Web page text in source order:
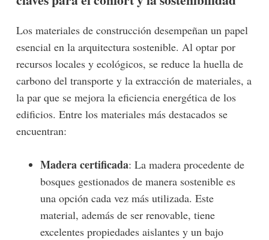
Los materiales de construcción desempeñan un papel
esencial en la arquitectura sostenible. Al optar por
recursos locales y ecológicos, se reduce la huella de
carbono del transporte y la extracción de materiales, a
la par que se mejora la eficiencia energética de los
edificios. Entre los materiales más destacados se
encuentran:
Madera certificada: La madera procedente de
bosques gestionados de manera sostenible es
una opción cada vez más utilizada. Este
material, además de ser renovable, tiene
excelentes propiedades aislantes y un bajo